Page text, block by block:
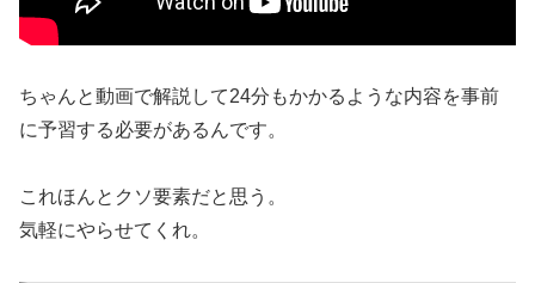
ちゃんと動画で解説して24分もかかるような内容を事前
に予習する必要があるんです。
これほんとクソ要素だと思う。
気軽にやらせてくれ。